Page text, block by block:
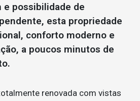
possibilidade de
esta propriedade
conforto moderno e
a poucos minutos de
renovada com vistas